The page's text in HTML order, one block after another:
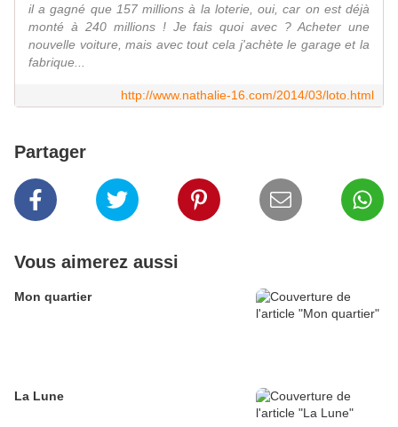
il a gagné que 157 millions à la loterie, oui, car on est déjà
monté à 240 millions ! Je fais quoi avec ? Acheter une
nouvelle voiture, mais avec tout cela j'achète le garage et la
fabrique...
http://www.nathalie-16.com/2014/03/loto.html
Partager
Vous aimerez aussi
Mon quartier
La Lune